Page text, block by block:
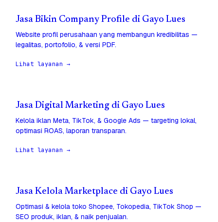
Jasa Bikin Company Profile di Gayo Lues
Website profil perusahaan yang membangun kredibilitas —
legalitas, portofolio, & versi PDF.
Lihat layanan →
Jasa Digital Marketing di Gayo Lues
Kelola iklan Meta, TikTok, & Google Ads — targeting lokal,
optimasi ROAS, laporan transparan.
Lihat layanan →
Jasa Kelola Marketplace di Gayo Lues
Optimasi & kelola toko Shopee, Tokopedia, TikTok Shop —
SEO produk, iklan, & naik penjualan.